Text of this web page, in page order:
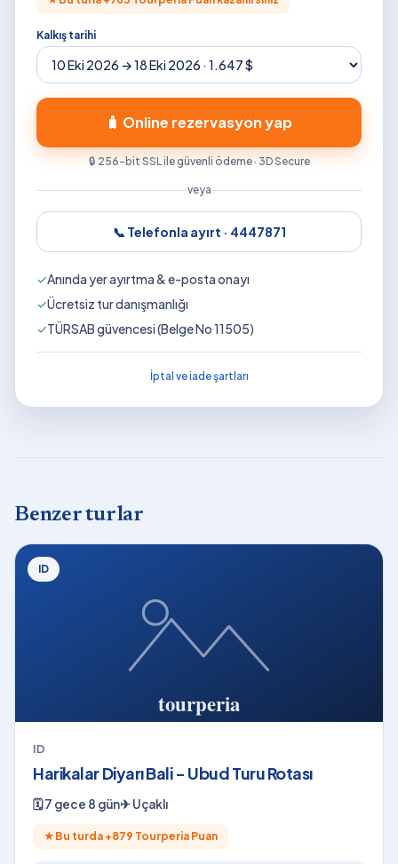
Kalkış tarihi
🧳 Online rezervasyon yap
🔒 256-bit SSL ile güvenli ödeme · 3D Secure
veya
📞 Telefonla ayırt · 4447871
✓Anında yer ayırtma & e-posta onayı
✓Ücretsiz tur danışmanlığı
✓TÜRSAB güvencesi (Belge No 11505)
İptal ve iade şartları
Benzer turlar
ID
ID
Harikalar Diyarı Bali - Ubud Turu Rotası
🗓7 gece 8 gün✈Uçaklı
★ Bu turda +879 Tourperia Puan